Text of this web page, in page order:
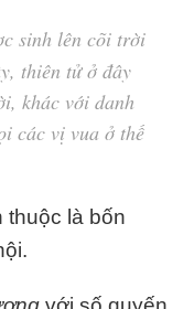
sinh lên cõi trời
thiên tửở đây
khác với danh
các vị vua ở thế
thuộc là bốn